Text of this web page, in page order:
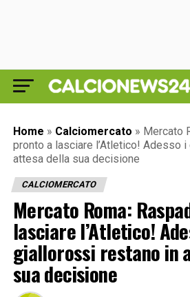
Home » Calciomercato » Mercato
pronto a lasciare l’Atletico! Adesso
attesa della sua decisione
CALCIOMERCATO
Mercato Roma:
lasciare l’Atletico!
giallorossi restano in
sua decisione